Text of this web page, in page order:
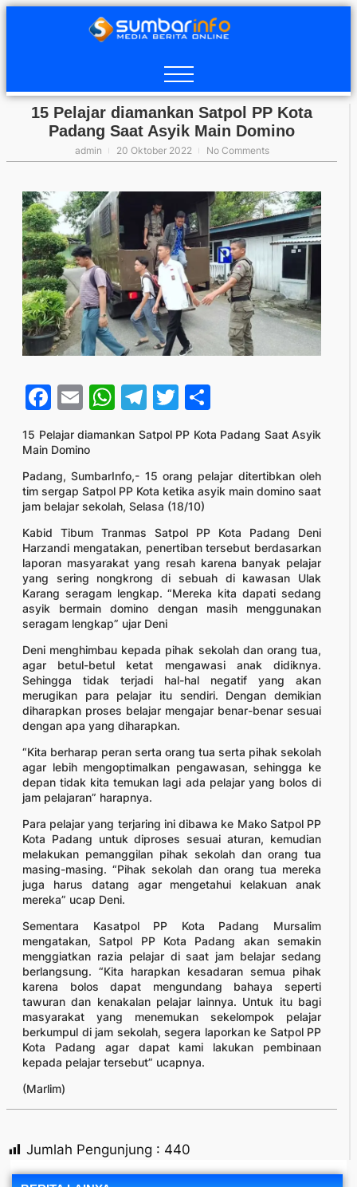
15 Pelajar diamankan Satpol PP Kota
Padang Saat Asyik Main Domino
admin 20 Oktober 2022 No Comments
Facebook
EmailWhatsApp
Telegram
Twitter
15 Pelajar diamankan Satpol PP Kota Padang Saat Asyik
Main Domino
Padang, SumbarInfo,- 15 orang pelajar ditertibkan oleh
tim sergap Satpol PP Kota ketika asyik main domino saat
jam belajar sekolah, Selasa (18/10)
Kabid Tibum Tranmas Satpol PP Kota Padang Deni
Harzandi mengatakan, penertiban tersebut berdasarkan
laporan masyarakat yang resah karena banyak pelajar
yang sering nongkrong di sebuah di kawasan Ulak
Karang seragam lengkap. “Mereka kita dapati sedang
asyik bermain domino dengan masih menggunakan
seragam lengkap” ujar Deni
Deni menghimbau kepada pihak sekolah dan orang tua,
agar betul-betul ketat mengawasi anak didiknya.
Sehingga tidak terjadi hal-hal negatif yang akan
merugikan para pelajar itu sendiri. Dengan demikian
diharapkan proses belajar mengajar benar-benar sesuai
dengan apa yang diharapkan.
“Kita berharap peran serta orang tua serta pihak sekolah
agar lebih mengoptimalkan pengawasan, sehingga ke
depan tidak kita temukan lagi ada pelajar yang bolos di
jam pelajaran” harapnya.
Para pelajar yang terjaring ini dibawa ke Mako Satpol PP
Kota Padang untuk diproses sesuai aturan, kemudian
melakukan pemanggilan pihak sekolah dan orang tua
masing-masing. “Pihak sekolah dan orang tua mereka
juga harus datang agar mengetahui kelakuan anak
mereka” ucap Deni.
Sementara Kasatpol PP Kota Padang Mursalim
mengatakan, Satpol PP Kota Padang akan semakin
menggiatkan razia pelajar di saat jam belajar sedang
berlangsung. “Kita harapkan kesadaran semua pihak
karena bolos dapat mengundang bahaya seperti
tawuran dan kenakalan pelajar lainnya. Untuk itu bagi
masyarakat yang menemukan sekelompok pelajar
berkumpul di jam sekolah, segera laporkan ke Satpol PP
Kota Padang agar dapat kami lakukan pembinaan
kepada pelajar tersebut” ucapnya.
(Marlim)
Jumlah Pengunjung : 440